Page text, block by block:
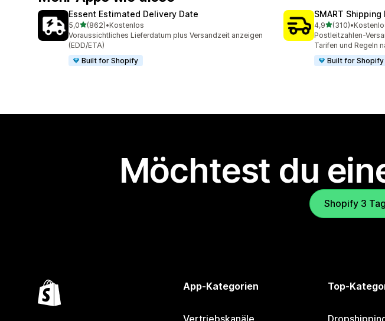
Essent Estimated Delivery Date
5,0von 5 Sternen
(862)
862 Rezensionen insgesamt
•Kostenlos
Voraussichtliches Lieferdatum plus Versandzeit anzeigen
(EDD/ETA)
Built for Shopify
SMART Shipping
4,9von 5 Sternen
(310)
310 Rezensionen
•
Postleitzahlen-
Tarifen und Regeln
Built for Shopify
Möchtest du
Shopify 3
App-Kategorien Top-